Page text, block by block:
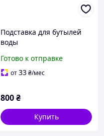
Подставка для бутылей
воды
Готово к отправке
от33₴/мес
800₴
Купить